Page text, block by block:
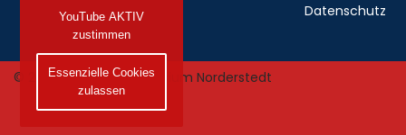
Datenschutz
© 2026 Lessing-Gymnasium Norderstedt
YouTube AKTIV
zustimmen
Essenzielle Cookies
zulassen